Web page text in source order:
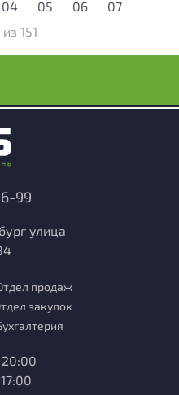
04 05 06
07
из 151
99
улица
продаж
закупок